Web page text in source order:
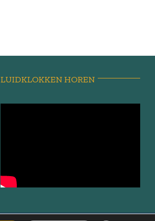
LUIDKLOKKEN HOREN